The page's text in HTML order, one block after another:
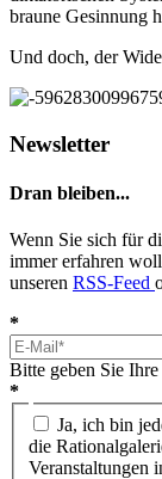
braune Gesinnung
Und doch, der
Newsletter
Dran bleiben...
Wenn Sie sich für
immer erfahren
unseren RSS-Feed
*
Bitte geben Sie
*
Ja, ich bin
die
Veranstaltungen